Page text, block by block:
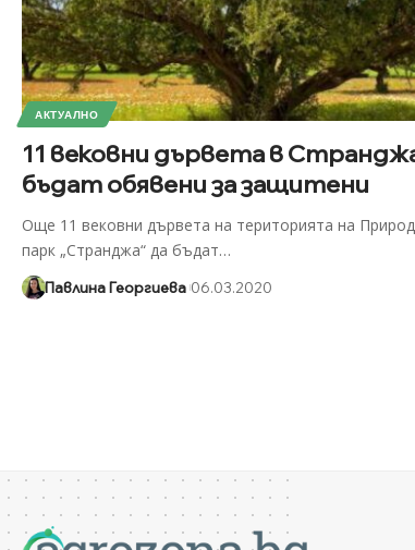
АКТУАЛНО
11 вековни дървета в
бъдат обявени за защитени
Още 11 вековни дървета на територията на
парк „Странджа“ да бъдат…
Павлина Георгиева 06.03.2020